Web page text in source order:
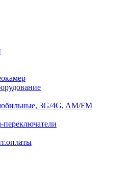
3G/4G, AM/FM
переключатели